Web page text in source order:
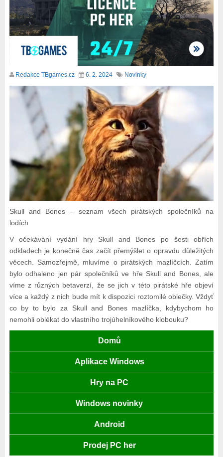
Redakce TBgames.cz 6. 2. 2024 Novinky
Skull and Bones – seznam všech pirátských společníků na
lodích
V očekávání vydání hry Skull and Bones po šesti obřích
odkladech je konečně čas začít přemýšlet o opravdu důležitých
věcech. Samozřejmě, mluvíme o pirátských mazlíčcích. Zatím
bylo odhaleno jen pár společníků ve hře Skull and Bones, ale
víme z různých betaverzí, že se jich v této pirátské hře objeví
více a každý z nich bude mít k dispozici roztomilé oblečky. Vždyť
co by to bylo za Skull and Bones mazlíčka, kdybychom ho
nemohli oblékat do vlastního trojúhelníkového klobouku?
Domů
Aplikace Windows
Hry na PC
Windows novinky
Android
Prodej PC her